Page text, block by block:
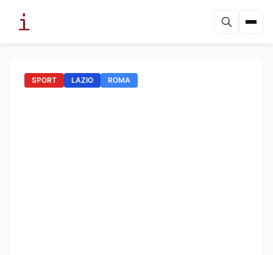
SPORT LAZIO ROMA